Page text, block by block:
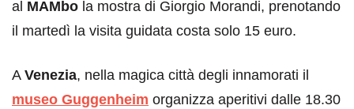
al MAMbo la mostra di Giorgio Morandi, prenotando
il martedì la visita guidata costa solo 15 euro.
A Venezia, nella magica città degli innamorati il
museo Guggenheim organizza aperitivi dalle 18.30